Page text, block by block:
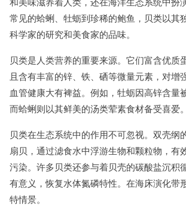
常见的蛤蜊、牡蛎到珍稀的鲍鱼，贝类以其
科学家的研究和美食家的品味。
贝类是人类营养的重要来源。它们富含优质
且含有丰富的锌、铁、硒等微量元素，对增
血管健康大有裨益。例如，牡蛎因高锌含量
而蛤蜊则以其鲜美的汤类荤素食材备受喜爱。
贝类在生态系统中的作用不可忽视。双壳纲
扇贝，通过滤食水中浮游生物和颗粒物，有
污染。许多贝类还参与着贝壳的碳酸盐沉积
有意义，恢复水体氮磷特性。在海床演化带
特情景。